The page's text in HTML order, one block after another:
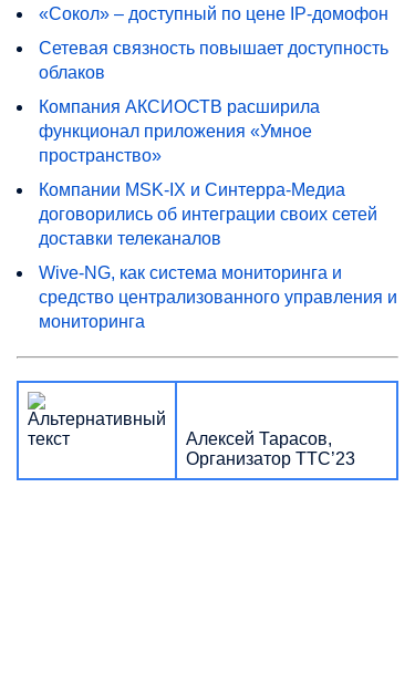
«Сокол» – доступный по цене IP-домофон
Сетевая связность повышает доступность
облаков
Компания АКСИОСТВ расширила
функционал приложения «Умное
пространство»
Компании MSK-IX и Синтерра-Медиа
договорились об интеграции своих сетей
доставки телеканалов
Wive-NG, как система мониторинга и
средство централизованного управления и
мониторинга
Алексей Тарасов,
Организатор ТТС’23